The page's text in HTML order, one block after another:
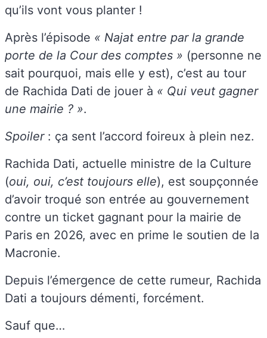
qu’ils vont vous planter !
Après l’épisode « Najat entre par la grande
porte de la Cour des comptes » (personne ne
sait pourquoi, mais elle y est), c’est au tour
de Rachida Dati de jouer à « Qui veut gagner
une mairie ? ».
Spoiler: ça sent l’accord foireux à plein nez.
Rachida Dati, actuelle ministre de la Culture
(oui, oui, c’est toujours elle), est soupçonnée
d’avoir troqué son entrée au gouvernement
contre un ticket gagnant pour la mairie de
Paris en 2026, avec en prime le soutien de la
Macronie.
Depuis l’émergence de cette rumeur, Rachida
Dati a toujours démenti, forcément.
Sauf que…